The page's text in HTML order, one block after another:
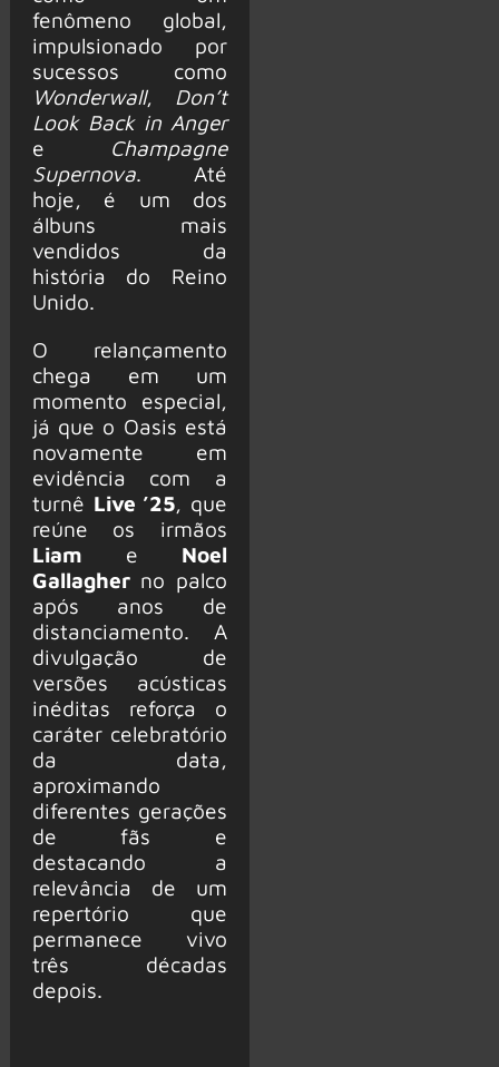
fenômeno global,
impulsionado por
sucessos como
Wonderwall, Don’t
Look Back in Anger
e Champagne
Supernova. Até
hoje, é um dos
álbuns mais
vendidos da
história do Reino
Unido.
O relançamento
chega em um
momento especial,
já que o Oasis está
novamente em
evidência com a
turnê Live ’25 , que
reúne os irmãos
Liam e Noel
Gallagherno palco
após anos de
distanciamento. A
divulgação de
versões acústicas
inéditas reforça o
caráter celebratório
da data,
aproximando
diferentes gerações
de fãs e
destacando a
relevância de um
repertório que
permanece vivo
três décadas
depois.